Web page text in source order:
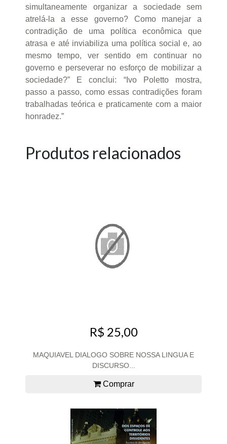
simultaneamente organizar a sociedade sem
atrelá-la a esse governo? Como manejar a
contradição de uma política econômica que
atrasa e até inviabiliza uma política social e, ao
mesmo tempo, ver sentido em continuar no
governo e perseverar no esforço de mobilizar a
sociedade?” E conclui: “Ivo Poletto mostra,
passo a passo, como essas contradições foram
trabalhadas teórica e praticamente com a maior
honradez.”
Produtos relacionados
R$ 25,00
MAQUIAVEL DIALOGO SOBRE NOSSA LINGUA E
DISCURSO...
Comprar